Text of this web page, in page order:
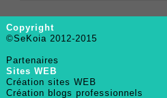
Copyright
©SeKoia 2012-2015
Partenaires
Sites WEB
Création sites WEB
Création blogs professionnels